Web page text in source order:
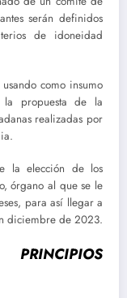
serán definidos
de idoneidad
como insumo
la propuesta de la
realizadas por
la elección de los
órgano al que se le
para así llegar a
diciembre de 2023.